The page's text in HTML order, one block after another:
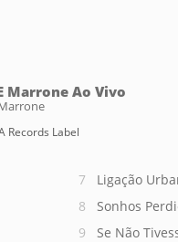
Marrone Ao Vivo
Records Label
Ligação
Sonhos
Se Não